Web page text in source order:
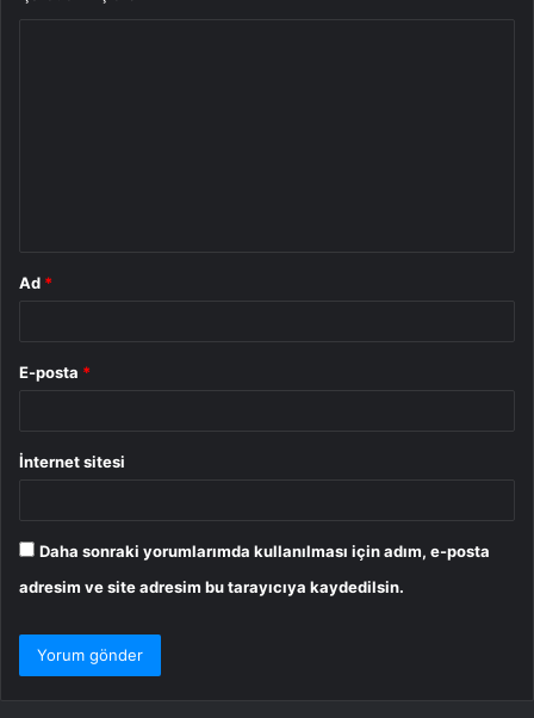
Ad *
E-posta *
İnternet sitesi
Daha sonraki yorumlarımda kullanılması için adım, e-posta
adresim ve site adresim bu tarayıcıya kaydedilsin.